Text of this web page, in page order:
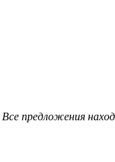
Все предложения